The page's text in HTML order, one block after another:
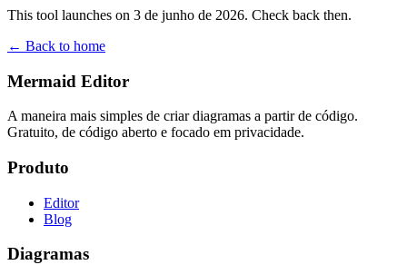
This tool launches on 3 de junho de 2026. Check back then.
← Back to home
Mermaid Editor
A maneira mais simples de criar diagramas a partir de código.
Gratuito, de código aberto e focado em privacidade.
Produto
Editor
Blog
Diagramas